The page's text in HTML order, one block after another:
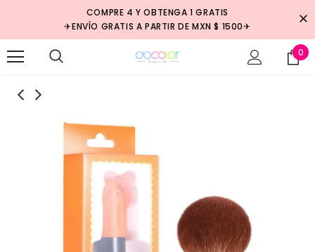
COMPRE 4 Y OBTENGA 1 GRATIS
✈ENVÍO GRATIS A PARTIR DE MXN $ 1500✈
0